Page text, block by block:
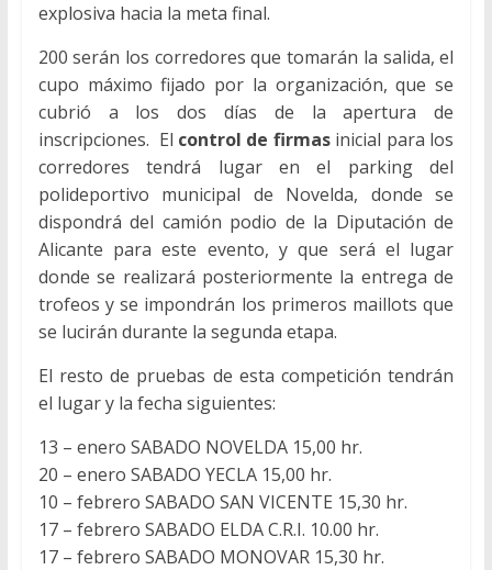
explosiva hacia la meta final.
200 serán los corredores que tomarán la salida, el
cupo máximo fijado por la organización, que se
cubrió a los dos días de la apertura de
inscripciones. El control de firmasinicial para los
corredores tendrá lugar en el parking del
polideportivo municipal de Novelda, donde se
dispondrá del camión podio de la Diputación de
Alicante para este evento, y que será el lugar
donde se realizará posteriormente la entrega de
trofeos y se impondrán los primeros maillots que
se lucirán durante la segunda etapa.
El resto de pruebas de esta competición tendrán
el lugar y la fecha siguientes:
13 – enero SABADO NOVELDA 15,00​ ​hr.
20 – enero SABADO YECLA 15,00​ ​hr.
10 – febrero SABADO SAN VICENTE 15,30​ ​hr.
17 – febrero SABADO ELDA C.R.I. 10.00​ ​hr​.
17 – febrero SABADO MONOVAR 15,30​ ​hr​.